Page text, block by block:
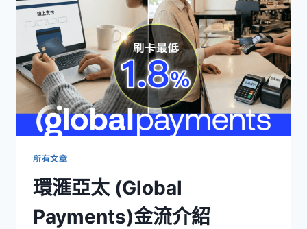
所有文章
環滙亞太 (Global
Payments)金流介紹